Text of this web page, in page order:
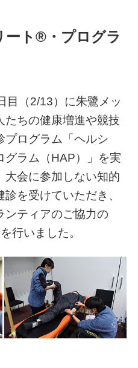
ート®・プログラ
目（2/13）に朱鷺メッ
たちの健康増進や競技
プログラム「ヘルシ
ラム（HAP）」を実
大会に参加しない知的
を受けていただき、
ンティアのご協力の
行いました。